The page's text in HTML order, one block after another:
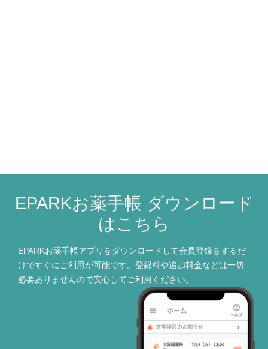
EPARKお薬手帳 ダウンロード
はこちら
EPARKお薬手帳アプリをダウンロードして会員登録をするだ
けですぐにご利用が可能です。登録料や追加料金などは一切
必要ありませんので安心してご利用ください。